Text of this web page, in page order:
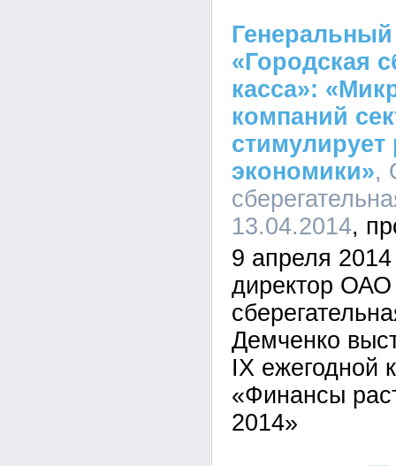
«Городская
касса»:
компаний
экономики»,
13.04.2014
9 апреля
директор ОАО
Демченко
IX ежегодной
«Финансы
2014»